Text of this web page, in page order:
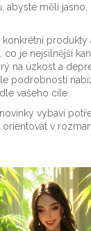
abyste měli
produkty
co je nejsilnější
na úzkost a
podrobností
vašeho cíle.
vybaví
v